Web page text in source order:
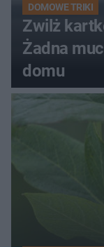
DOMOWE TRIKI
Zwilż
Żadna
domu